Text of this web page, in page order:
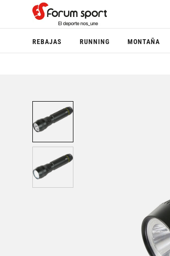
REBAJAS RUNNING MONTAÑA